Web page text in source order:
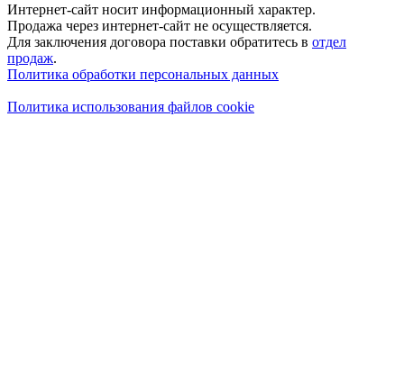
Интернет-сайт носит информационный характер.
Продажа через интернет-сайт не осуществляется.
Для заключения договора поставки обратитесь в отдел
продаж.
Политика обработки персональных данных
Политика использования файлов cookie